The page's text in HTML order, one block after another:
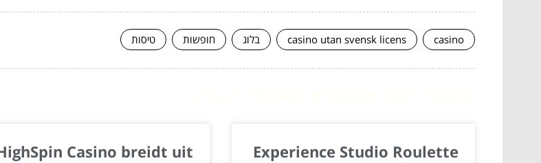
casino
casino utan svensk licens בלוג חופשות טיסות
Experience Studio Roulette
Casino breidt uit